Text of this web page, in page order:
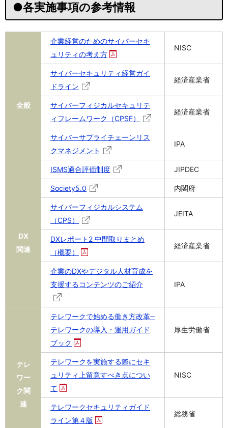
●各実施事項の参考情報
全般
企業経営のためのサイバーセキ
ュリティの考え方
NISC
サイバーセキュリティ経営ガイ
ドライン
経済産業省
サイバーフィジカルセキュリテ
ィフレームワーク（CPSF）
経済産業省
サイバーサプライチェーンリス
クマネジメント
IPA
ISMS適合評価制度 JIPDEC
DX
関連
Society5.0 内閣府
サイバーフィジカルシステム
（CPS）
JEITA
DXレポート2 中間取りまとめ
（概要）
経済産業省
企業のDXやデジタル人材育成を
支援するコンテンツのご紹介
IPA
テレ
ワー
ク関
連
テレワークで始める働き方改革─
テレワークの導入・運用ガイド
ブック
厚生労働省
テレワークを実施する際にセキ
ュリティ上留意すべき点につい
て
NISC
テレワークセキュリティガイド
ライン第４版
総務省